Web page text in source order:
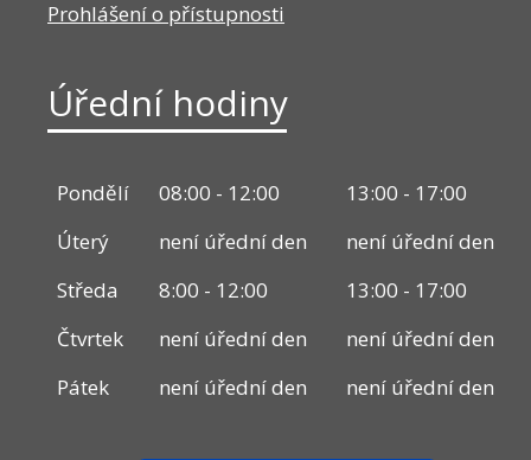
Prohlášení o přístupnosti
Úřední hodiny
Pondělí 08:00 - 12:00
13:00 - 17:00
Úterý
není úřední den
není úřední den
Středa
8:00 - 12:00
13:00 - 17:00
Čtvrtek
není úřední den
není úřední den
Pátek
není úřední den není úřední den